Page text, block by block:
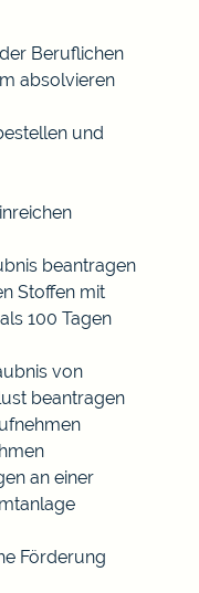
Beruflichen
absolvieren
und
beantragen
Stoffen mit
100 Tagen
von
beantragen
an einer
Förderung